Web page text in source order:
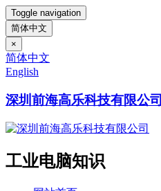
Toggle navigation
简体中文
×
简体中文
English
深圳前海高乐科技有限公司
工业电脑知识